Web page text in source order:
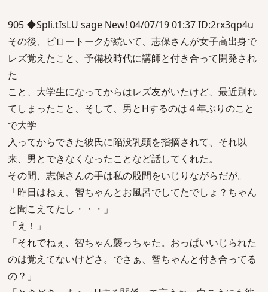
905 ◆Spli.tIsLU sage New! 04/07/19 01:37 ID:2rx3qp4u
その後、ピロートークが続いて、志保さんが女子高出身で
レズ覚えたこと、予備校時代に講師と付き合って開発され
た
こと、大学生になってからはレズ友がいたけど、最近別れ
てしまったこと、そして、男とHするのは４年ぶりのこと
で大学
入ってからできた彼氏に陥没乳頭を指摘されて、それ以
来、男とできなくなったことなど話してくれた。
その間、志保さんの手は私の股間をいじりながらだが。
「昨日はねぇ、智ちゃんとお風呂でしてたでしょ？ちゃん
と聞こえてたし・・・」
「え！」
「それでねぇ、智ちゃん襲っちゃた。おっぱいいじられた
のは覚えてないけどさ。でさぁ、智ちゃんと付き合ってる
の？」